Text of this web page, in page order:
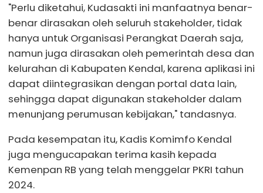
"Perlu diketahui, Kudasakti ini manfaatnya benar-
benar dirasakan oleh seluruh stakeholder, tidak
hanya untuk Organisasi Perangkat Daerah saja,
namun juga dirasakan oleh pemerintah desa dan
kelurahan di Kabupaten Kendal, karena aplikasi ini
dapat diintegrasikan dengan portal data lain,
sehingga dapat digunakan stakeholder dalam
menunjang perumusan kebijakan," tandasnya.
Pada kesempatan itu, Kadis Komimfo Kendal
juga mengucapakan terima kasih kepada
Kemenpan RB yang telah menggelar PKRI tahun
2024.